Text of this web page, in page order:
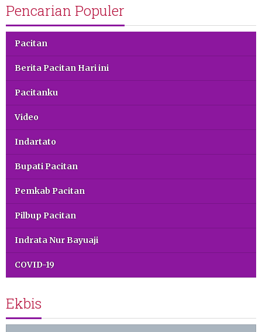
Pencarian Populer
Pacitan
Berita Pacitan Hari ini
Pacitanku
Video
Indartato
Bupati Pacitan
Pemkab Pacitan
Pilbup Pacitan
Indrata Nur Bayuaji
COVID-19
Ekbis